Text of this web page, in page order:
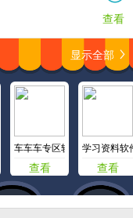
查看
显示全部
车车车专区软件库
查看
学习资料软
查看